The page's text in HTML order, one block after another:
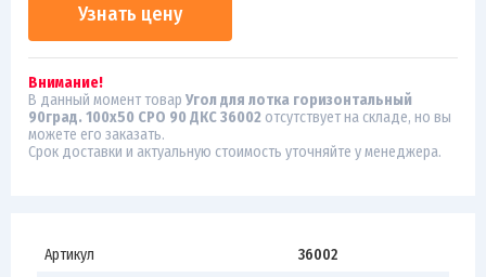
Узнать цену
Внимание!
В данный момент товар Угол для лотка горизонтальный
90град. 100х50 CPO 90 ДКС 36002 отсутствует на складе, но вы
можете его заказать.
Срок доставки и актуальную стоимость уточняйте у менеджера.
Артикул
36002